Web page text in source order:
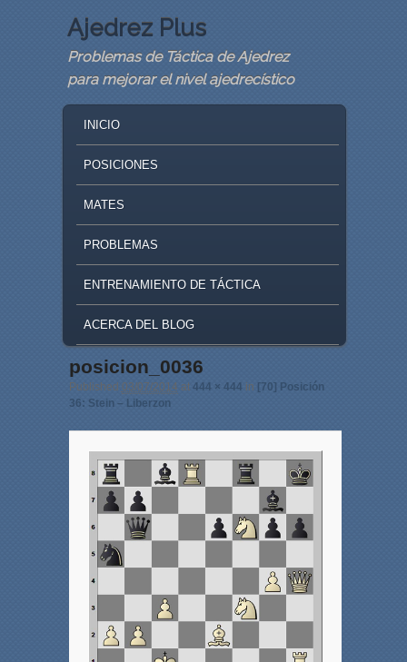
Ajedrez Plus
Problemas de Táctica de Ajedrez
para mejorar el nivel ajedrecístico
SKIP TO PRIMARY CONTENT
SKIP TO SECONDARY CONTENT
INICIO
POSICIONES
MATES
PROBLEMAS
ENTRENAMIENTO DE TÁCTICA
ACERCA DEL BLOG
Image navigation
posicion_0036
Published 03/07/2014 at 444 × 444in [70] Posición
36: Stein – Liberzon